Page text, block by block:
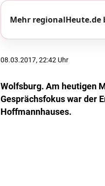
Mehr regionalHeute.de
08.03.2017, 22:42 Uhr
Wolfsburg. Am heutigen
Gesprächsfokus war der
Hoffmannhauses.